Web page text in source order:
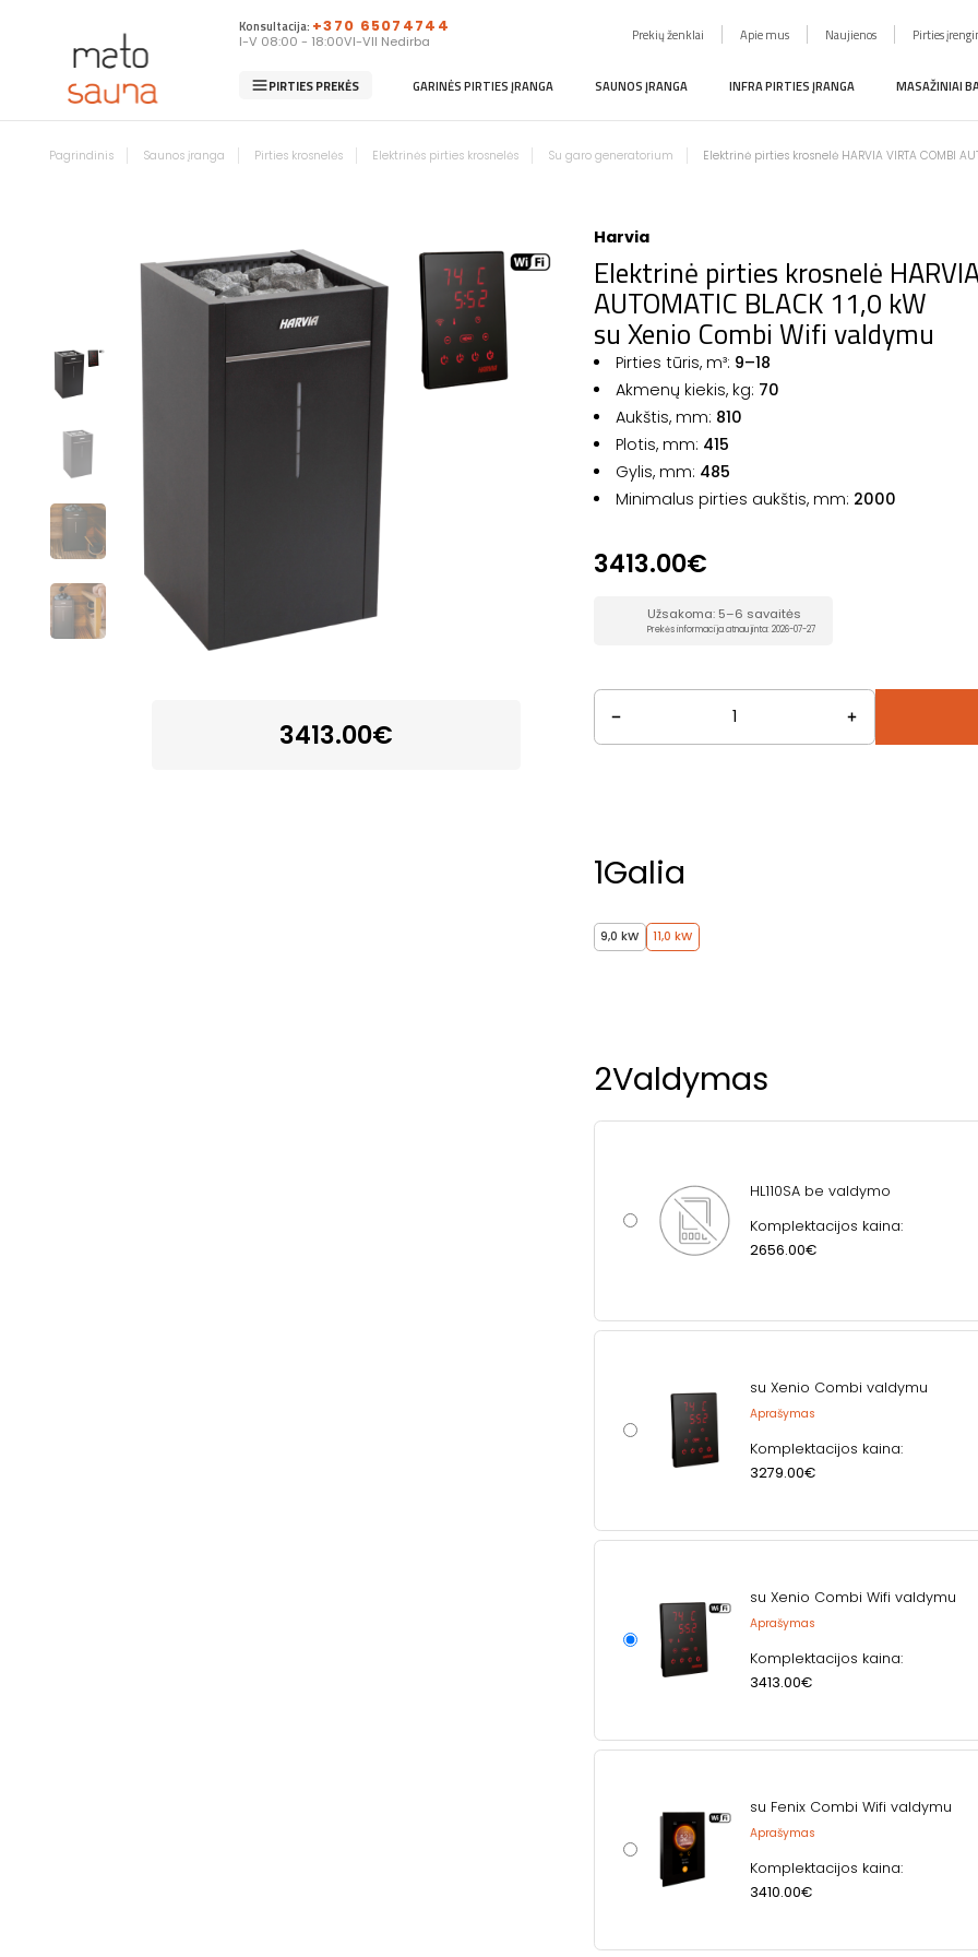
Konsultacija: +370 65074744
I-V 08:00 - 18:00VI-VII Nedirba Prekių ženklai Apie mus Naujienos Pirties
PIRTIES PREKĖS GARINĖS PIRTIES ĮRANGA SAUNOS ĮRANGA INFRA PIRTIES ĮRANGA MASAŽINIAI
Pagrindinis Saunos įranga Pirties krosnelės Elektrinės pirties krosnelės Su garo generatorium Elektrinė pirties krosnelė HARVIA VIRTA COMBI
3413.00€
Harvia
Elektrinė pirties krosnelė
AUTOMATIC BLACK 11,0 kW
su Xenio Combi Wifi valdymu
Pirties tūris, m³: 9–18
Akmenų kiekis, kg: 70
Aukštis, mm: 810
Plotis, mm: 415
Gylis, mm: 485
Minimalus pirties aukštis, mm: 2000
3413.00€
Užsakoma: 5–6 savaitės
Prekės informacija atnaujinta: 2026-07-27
1Galia
9,0 kW 11,0 kW
2Valdymas
HL110SA be valdymo
Komplektacijos kaina:
2656.00€
su Xenio Combi valdymu
Aprašymas
Komplektacijos kaina:
3279.00€
su Xenio Combi Wifi valdymu
Aprašymas
Komplektacijos kaina:
3413.00€
su Fenix Combi Wifi valdymu
Aprašymas
Komplektacijos kaina:
3410.00€